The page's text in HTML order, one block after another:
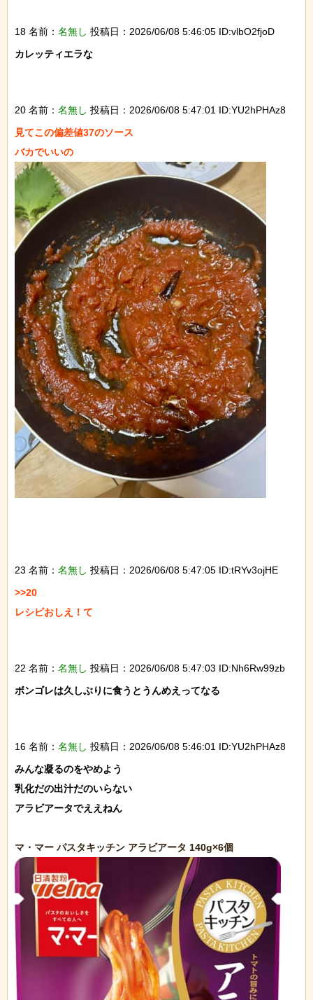
18 名前： 名無し 投稿日：2026/06/08 5:46:05 ID:vlbO2fjoD
カレッティエラな
20 名前： 名無し 投稿日：2026/06/08 5:47:01 ID:YU2hPHAz8
見てこの偏差値37のソース
23 名前： 名無し 投稿日：2026/06/08 5:47:05 ID:tRYv3ojHE
>>20
レシピおしえ！て
22 名前： 名無し 投稿日：2026/06/08 5:47:03 ID:Nh6Rw99zb
ボンゴレは久しぶりに食うとうんめえってなる
16 名前： 名無し 投稿日：2026/06/08 5:46:01 ID:YU2hPHAz8
みんな凝るのをやめよう
乳化だの出汁だのいらない
アラビアータでええねん